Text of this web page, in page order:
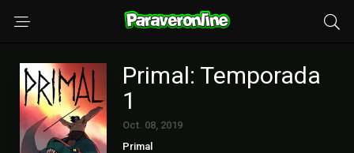
Primal: Temporada
1
Oct. 08, 2019
Primal